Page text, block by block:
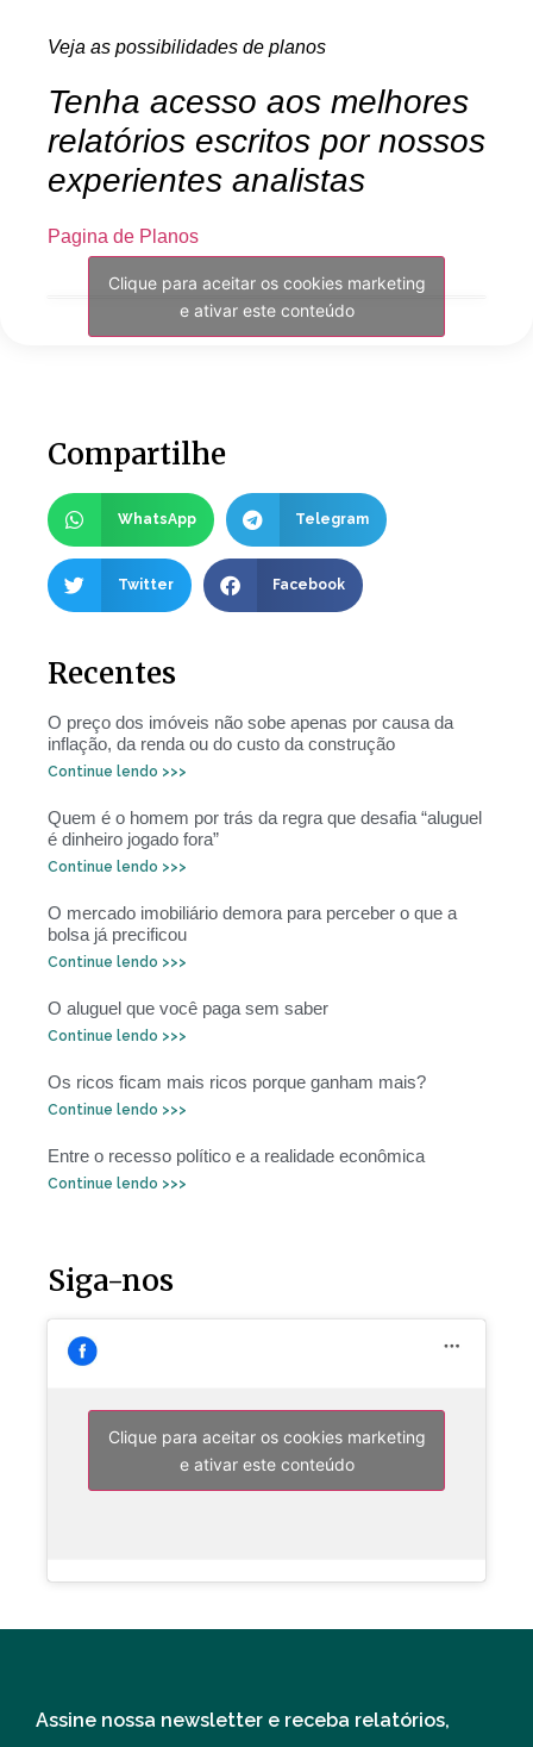
Veja as possibilidades de planos
Tenha acesso aos melhores
relatórios escritos por nossos
experientes analistas
Pagina de Planos
Clique para aceitar os cookies marketing
e ativar este conteúdo
Compartilhe
WhatsApp Telegram
Twitter Facebook
Recentes
O preço dos imóveis não sobe apenas por causa da
inflação, da renda ou do custo da construção
Continue lendo >>>
Quem é o homem por trás da regra que desafia “aluguel
é dinheiro jogado fora”
Continue lendo >>>
O mercado imobiliário demora para perceber o que a
bolsa já precificou
Continue lendo >>>
O aluguel que você paga sem saber
Continue lendo >>>
Os ricos ficam mais ricos porque ganham mais?
Continue lendo >>>
Entre o recesso político e a realidade econômica
Continue lendo >>>
Siga-nos
Clique para aceitar os cookies marketing
e ativar este conteúdo
Assine nossa newsletter e receba relatórios,